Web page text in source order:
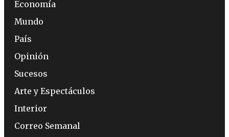
Economía
Mundo
País
Opinión
Sucesos
Arte y Espectáculos
Interior
Correo Semanal